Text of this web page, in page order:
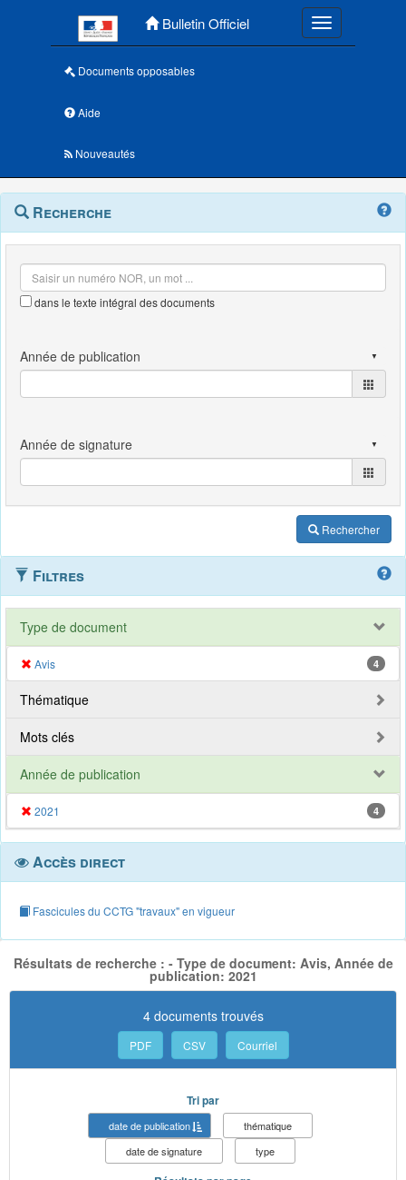
Bulletin Officiel Toggle
Documents opposables
Aide
Nouveautés
Navigation
outils
Menu
contextuel
Recherche
dans le texte intégral des documents
Rechercher
Filtres
Type de document
Avis 4
Thématique
Mots clés
Année de publication
2021 4
Accès direct
Fascicules du CCTG "travaux" en vigueur
Résultats de recherche : - Type de document: Avis, Année de
publication: 2021
4 documents trouvés
PDF CSV Courriel
Tri par
date de publication
thématique
date de signature
type